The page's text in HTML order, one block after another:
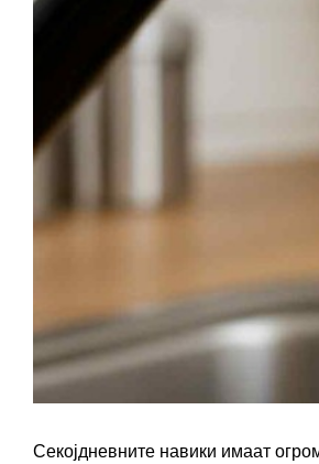
Секојдневните навики имаат